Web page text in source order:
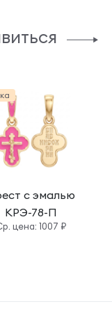
с эмалью
КРЭ-78-П
цена: 1007 ₽